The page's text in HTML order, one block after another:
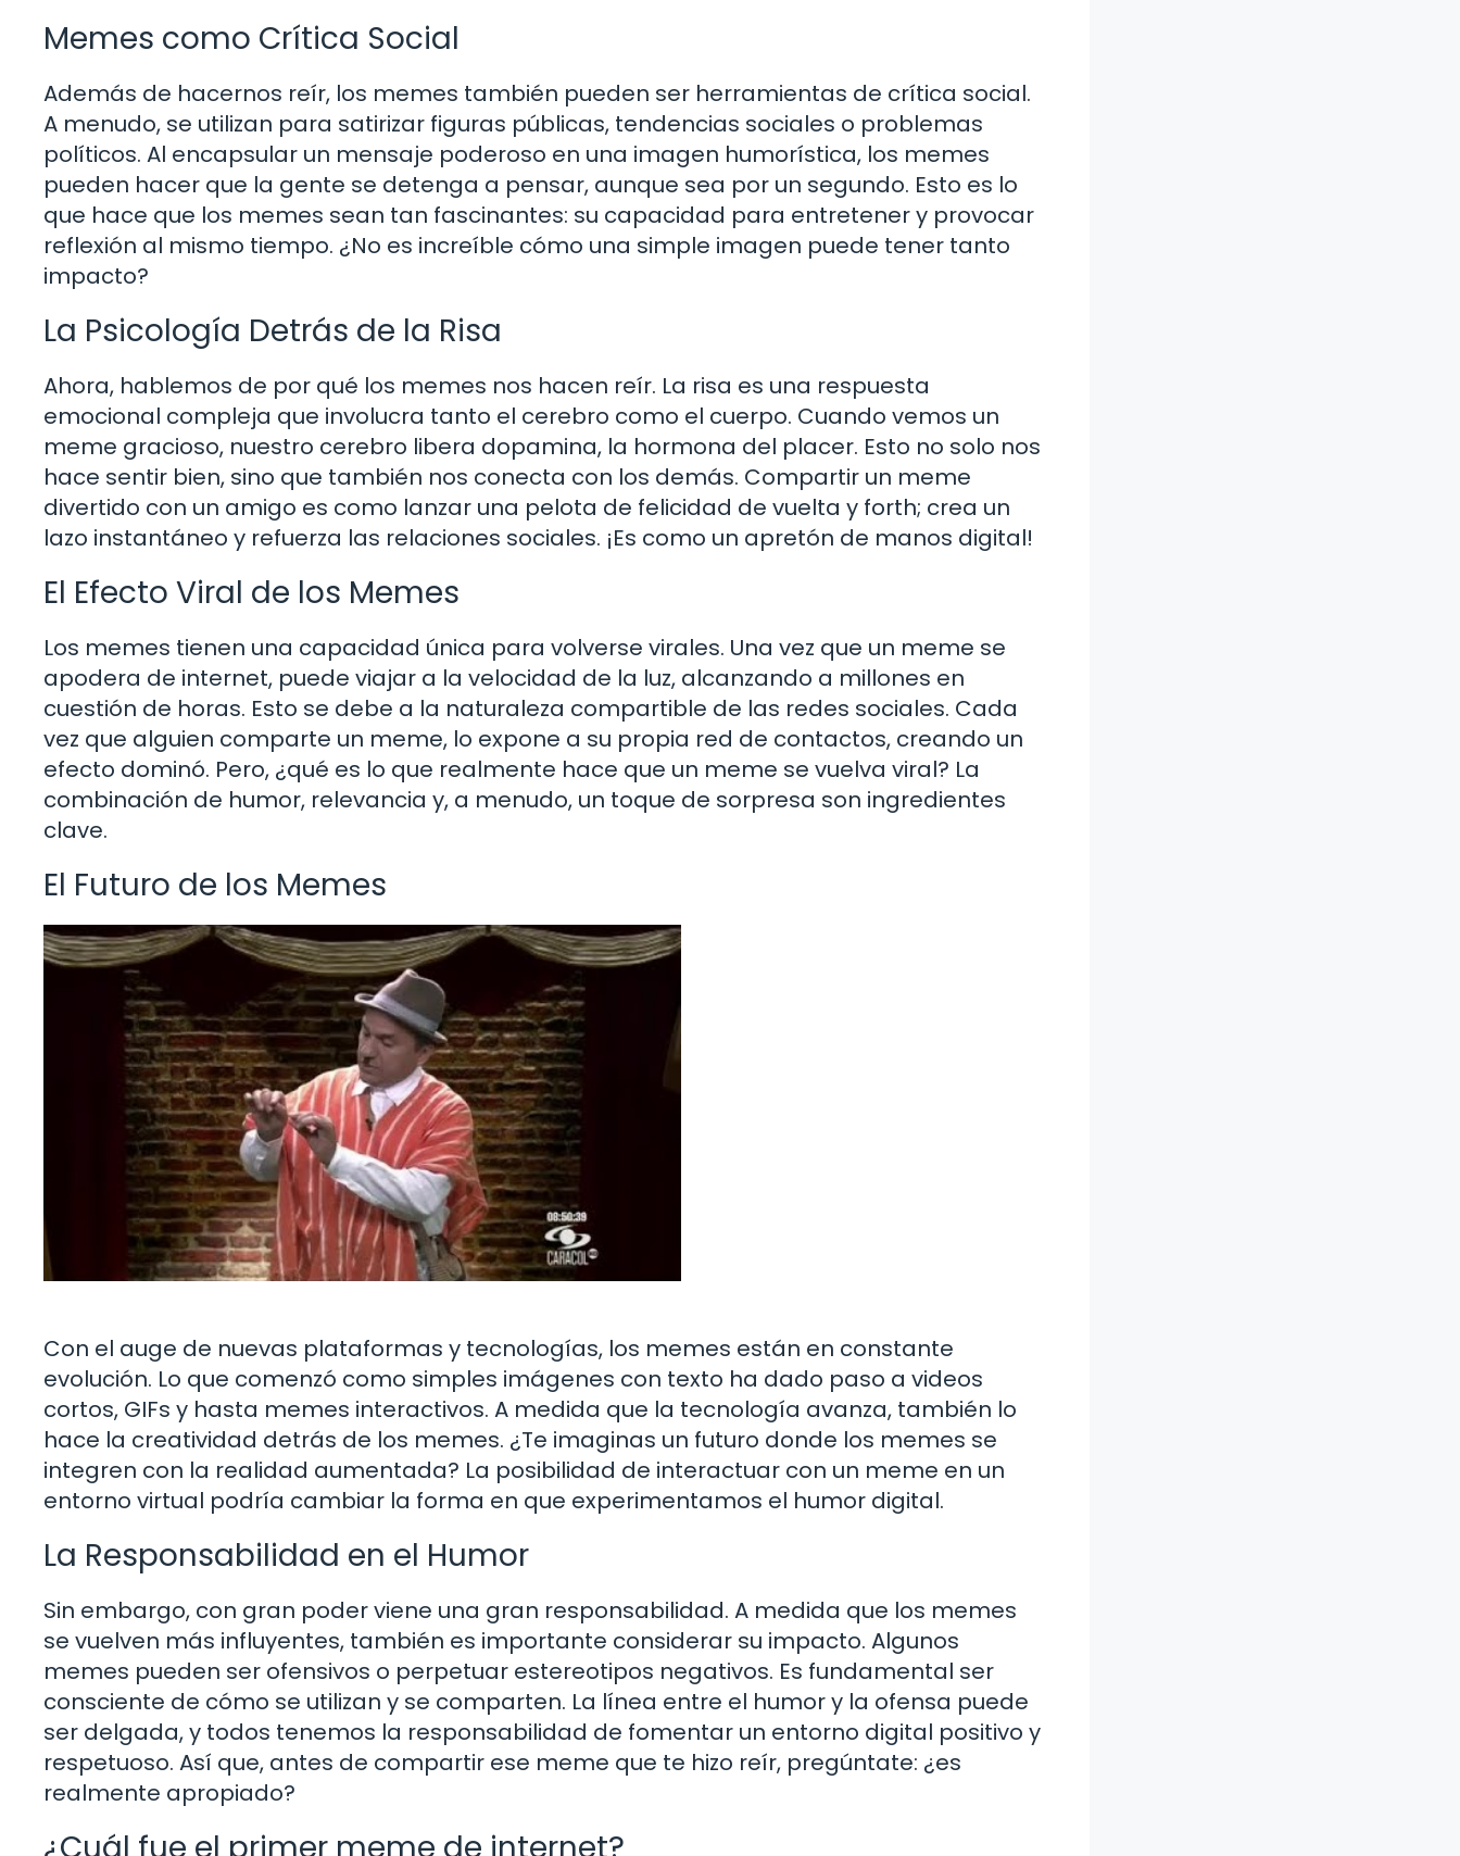
Memes como Crítica Social
Además de hacernos reír, los memes también pueden ser herramientas de crítica social.
A menudo, se utilizan para satirizar figuras públicas, tendencias sociales o problemas
políticos. Al encapsular un mensaje poderoso en una imagen humorística, los memes
pueden hacer que la gente se detenga a pensar, aunque sea por un segundo. Esto es lo
que hace que los memes sean tan fascinantes: su capacidad para entretener y provocar
reflexión al mismo tiempo. ¿No es increíble cómo una simple imagen puede tener tanto
impacto?
La Psicología Detrás de la Risa
Ahora, hablemos de por qué los memes nos hacen reír. La risa es una respuesta
emocional compleja que involucra tanto el cerebro como el cuerpo. Cuando vemos un
meme gracioso, nuestro cerebro libera dopamina, la hormona del placer. Esto no solo nos
hace sentir bien, sino que también nos conecta con los demás. Compartir un meme
divertido con un amigo es como lanzar una pelota de felicidad de vuelta y forth; crea un
lazo instantáneo y refuerza las relaciones sociales. ¡Es como un apretón de manos digital!
El Efecto Viral de los Memes
Los memes tienen una capacidad única para volverse virales. Una vez que un meme se
apodera de internet, puede viajar a la velocidad de la luz, alcanzando a millones en
cuestión de horas. Esto se debe a la naturaleza compartible de las redes sociales. Cada
vez que alguien comparte un meme, lo expone a su propia red de contactos, creando un
efecto dominó. Pero, ¿qué es lo que realmente hace que un meme se vuelva viral? La
combinación de humor, relevancia y, a menudo, un toque de sorpresa son ingredientes
clave.
El Futuro de los Memes
Con el auge de nuevas plataformas y tecnologías, los memes están en constante
evolución. Lo que comenzó como simples imágenes con texto ha dado paso a videos
cortos, GIFs y hasta memes interactivos. A medida que la tecnología avanza, también lo
hace la creatividad detrás de los memes. ¿Te imaginas un futuro donde los memes se
integren con la realidad aumentada? La posibilidad de interactuar con un meme en un
entorno virtual podría cambiar la forma en que experimentamos el humor digital.
La Responsabilidad en el Humor
Sin embargo, con gran poder viene una gran responsabilidad. A medida que los memes
se vuelven más influyentes, también es importante considerar su impacto. Algunos
memes pueden ser ofensivos o perpetuar estereotipos negativos. Es fundamental ser
consciente de cómo se utilizan y se comparten. La línea entre el humor y la ofensa puede
ser delgada, y todos tenemos la responsabilidad de fomentar un entorno digital positivo y
respetuoso. Así que, antes de compartir ese meme que te hizo reír, pregúntate: ¿es
realmente apropiado?